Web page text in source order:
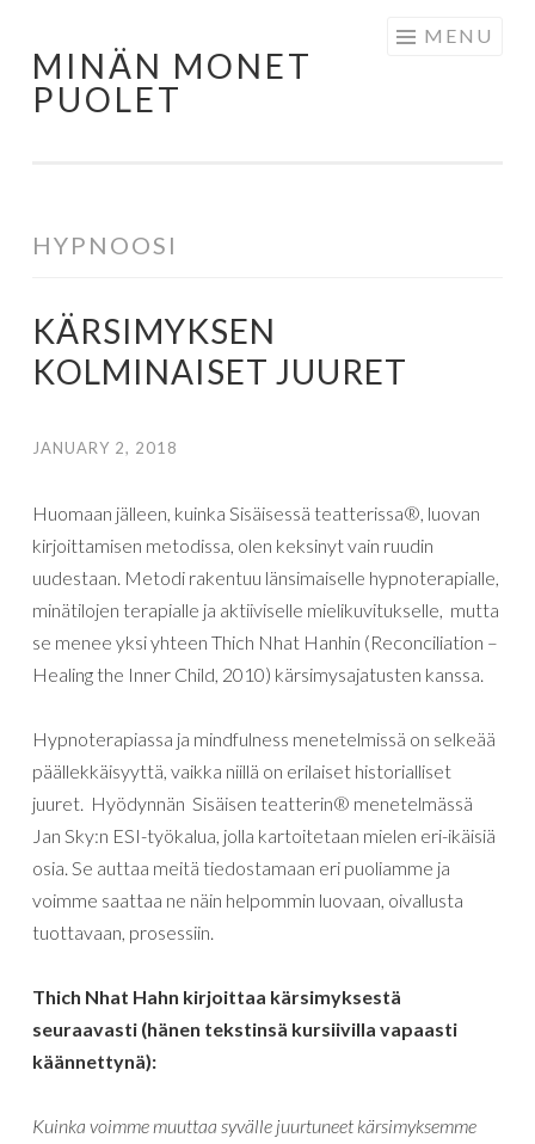
MINÄN MONET
PUOLET
MENU
HYPNOOSI
KÄRSIMYKSEN
KOLMINAISET JUURET
JANUARY 2, 2018
Huomaan jälleen, kuinka Sisäisessä teatterissa®, luovan
kirjoittamisen metodissa, olen keksinyt vain ruudin
uudestaan. Metodi rakentuu länsimaiselle hypnoterapialle,
minätilojen terapialle ja aktiiviselle mielikuvitukselle, mutta
se menee yksi yhteen Thich Nhat Hanhin (Reconciliation –
Healing the Inner Child, 2010) kärsimysajatusten kanssa.
Hypnoterapiassa ja mindfulness menetelmissä on selkeää
päällekkäisyyttä, vaikka niillä on erilaiset historialliset
juuret. Hyödynnän Sisäisen teatterin® menetelmässä
Jan Sky:n ESI-työkalua, jolla kartoitetaan mielen eri-ikäisiä
osia. Se auttaa meitä tiedostamaan eri puoliamme ja
voimme saattaa ne näin helpommin luovaan, oivallusta
tuottavaan, prosessiin.
Thich Nhat Hahn kirjoittaa kärsimyksestä
seuraavasti (hänen tekstinsä kursiivilla vapaasti
käännettynä):
Kuinka voimme muuttaa syvälle juurtuneet kärsimyksemme